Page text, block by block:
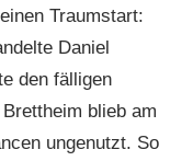
Traumstart:
Daniel
den fälligen
blieb am
ungenutzt. So